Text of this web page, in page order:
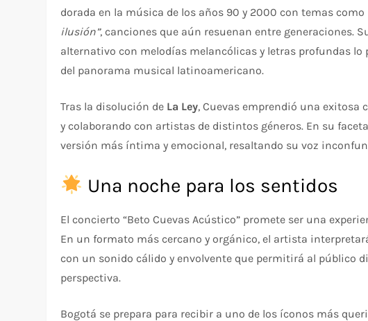
dorada en la música de los años 90 y 2000 con temas como
ilusión”, canciones que aún resuenan entre generaciones.
alternativo con melodías melancólicas y letras profundas
del panorama musical latinoamericano.
Tras la disolución de La Ley, Cuevas emprendió una exitosa
y colaborando con artistas de distintos géneros. En su
versión más íntima y emocional, resaltando su voz
Una noche para los sentidos
El concierto “Beto Cuevas Acústico” promete ser una
En un formato más cercano y orgánico, el artista
con un sonido cálido y envolvente que permitirá al público
perspectiva.
Bogotá se prepara para recibir a uno de los íconos más